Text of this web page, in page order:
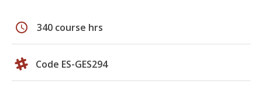
schedule 340 course hrs
Code ES-GES294